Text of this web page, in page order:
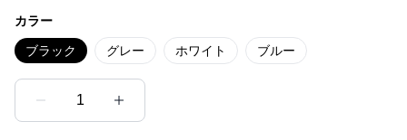
カラー
ブラック グレー ホワイト ブルー
1